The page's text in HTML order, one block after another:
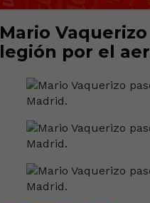
Mario
legión por el